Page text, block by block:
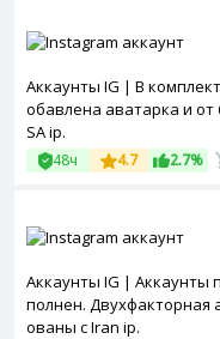
Аккаунты IG | В
обавлена аватарка и от
SA ip.
48ч 4.7 2.7%
Аккаунты IG | Аккаунты
полнен. Двухфакторная
ованы с Iran ip.